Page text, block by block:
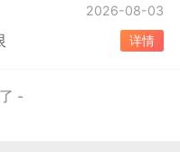
2026-08-03
详情
-